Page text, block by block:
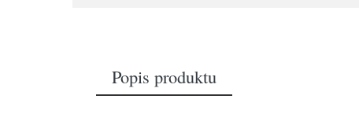
Popis produktu